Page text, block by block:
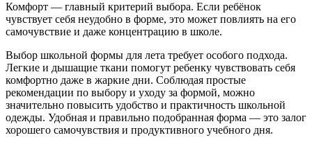
Комфорт — главный критерий выбора. Если ребёнок
чувствует себя неудобно в форме, это может повлиять на его
самочувствие и даже концентрацию в школе.
Выбор школьной формы для лета требует особого подхода.
Легкие и дышащие ткани помогут ребенку чувствовать себя
комфортно даже в жаркие дни. Соблюдая простые
рекомендации по выбору и уходу за формой, можно
значительно повысить удобство и практичность школьной
одежды. Удобная и правильно подобранная форма — это залог
хорошего самочувствия и продуктивного учебного дня.